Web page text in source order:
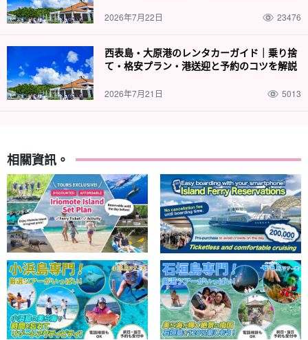
2026年7月22日 23476
西表島・大原港のレンタカーガイド｜乗り捨
て・格安プラン・港送迎と予約のコツを解説
2026年7月21日 5013
相關資訊。